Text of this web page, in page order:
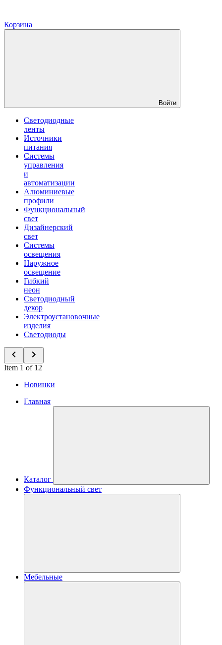
Корзина
Войти
Светодиодные
ленты
Источники
питания
Системы
управления
и
автоматизации
Алюминиевые
профили
Функциональный
свет
Дизайнерский
свет
Системы
освещения
Наружное
освещение
Гибкий
неон
Светодиодный
декор
Электроустановочные
изделия
Светодиоды
Item 1 of 12
Новинки
Главная
Каталог
Функциональный свет
Мебельные